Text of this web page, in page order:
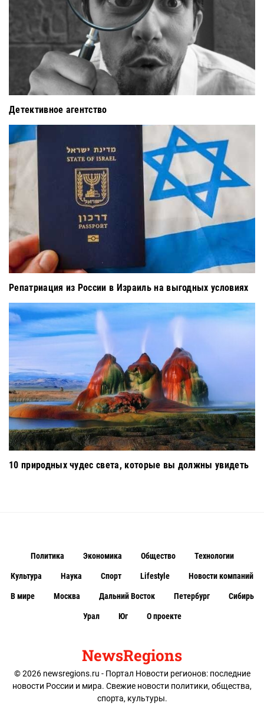
Детективное агентство
Репатриация из России в Израиль на выгодных условиях
10 природных чудес света, которые вы должны увидеть
NewsRegions
© 2026 newsregions.ru - Портал Новости регионов: последние
новости России и мира. Свежие новости политики, общества,
спорта, культуры.
Политика Экономика Общество Технологии
Культура Наука Спорт Lifestyle Новости компаний
В мире Москва Дальний Восток Петербург Сибирь
Урал Юг О проекте